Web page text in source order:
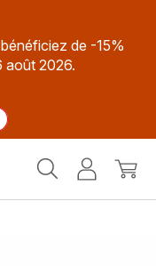
de -15%
août 2026.
MonMon